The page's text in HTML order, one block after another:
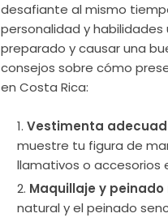
desafiante al mismo
personalidad y
preparado y causar una
consejos sobre cómo
en Costa Rica:
Vestimenta
muestre tu figura de
llamativos o accesorios
Maquillaje y
natural y el peinado